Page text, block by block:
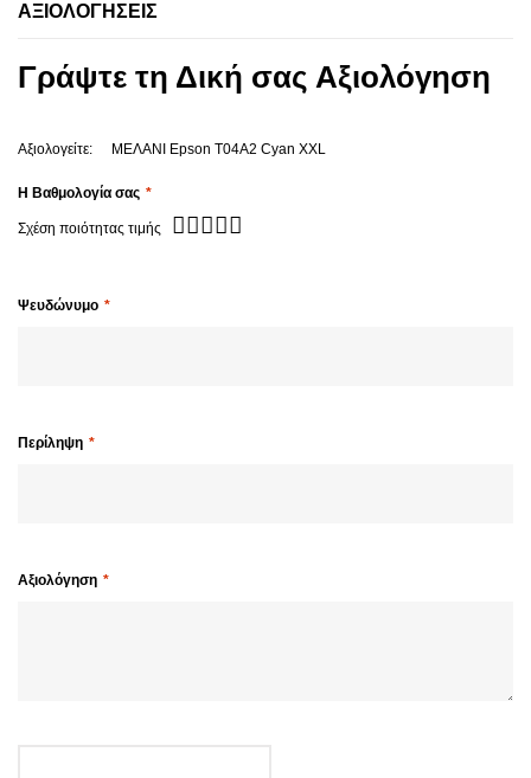
ΑΞΙΟΛΟΓΉΣΕΙΣ
Γράψτε τη Δική σας Αξιολόγηση
Αξιολογείτε: ΜΕΛΑΝΙ Epson T04A2 Cyan XXL
Η Βαθμολογία σας
Σχέση ποιότητας τιμής
Ψευδώνυμο
Περίληψη
Αξιολόγηση